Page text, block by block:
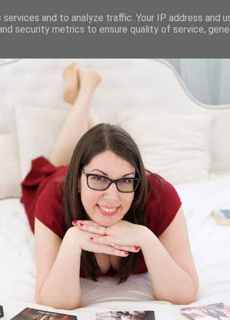
and to analyze traffic. Your IP address and
security metrics to ensure quality of service,